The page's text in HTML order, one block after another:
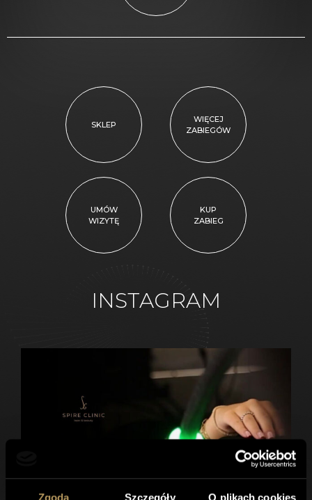
Zgoda Szczegóły O plikach cookies
SKLEP
WIĘCEJ
ZABIEGÓW
UMÓW
WIZYTĘ
KUP
ZABIEG
INSTAGRAM